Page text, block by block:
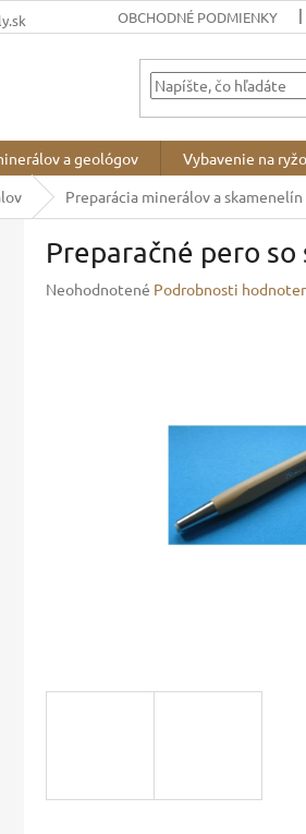
OBCHODNÉ PODMIENKY
a geológov Vybavenie na
Preparácia minerálov a skamenelín
Preparačné pero
Priemerné
Neohodnotené Podrobnosti